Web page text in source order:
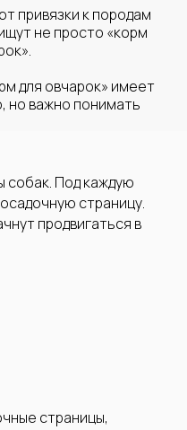
привязки к породам
не просто «корм
для овчарок» имеет
но важно понимать
собак. Под каждую
страницу.
продвигаться в
страницы,